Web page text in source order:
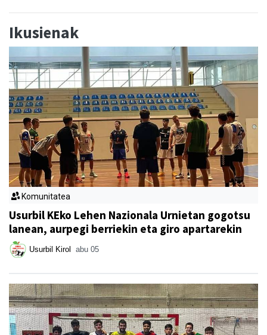
Ikusienak
Komunitatea
Usurbil KEko Lehen Nazionala Urnietan gogotsu
lanean, aurpegi berriekin eta giro apartarekin
Usurbil Kirol abu 05